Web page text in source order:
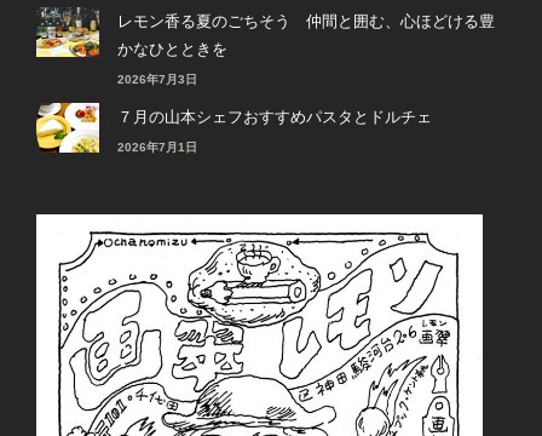
レモン香る夏のごちそう 仲間と囲む、心ほどける豊
かなひとときを
2026年7月3日
７月の山本シェフおすすめパスタとドルチェ
2026年7月1日